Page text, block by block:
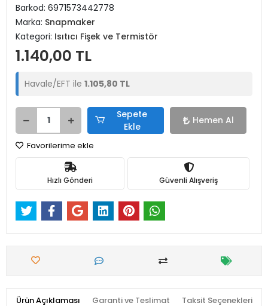
Barkod: 6971573442778
Marka: Snapmaker
Kategori: Isıtıcı Fişek ve Termistör
1.140,00 TL
Havale/EFT ile 1.105,80 TL
Sepete
Ekle
Hemen Al
Favorilerime ekle
Hızlı Gönderi Güvenli Alışveriş
Ürün Açıklaması Garanti ve Teslimat Taksit Seçenekleri